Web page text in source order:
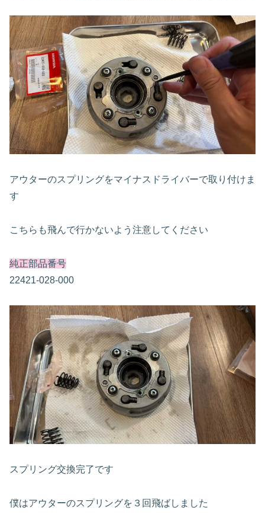
アウターのスプリングをマイナスドライバーで取り付けま
す
こちらも飛んで行かないよう注意してください
純正部品番号
22421-028-000
スプリング交換完了です
僕はアウターのスプリングを３回飛ばしました